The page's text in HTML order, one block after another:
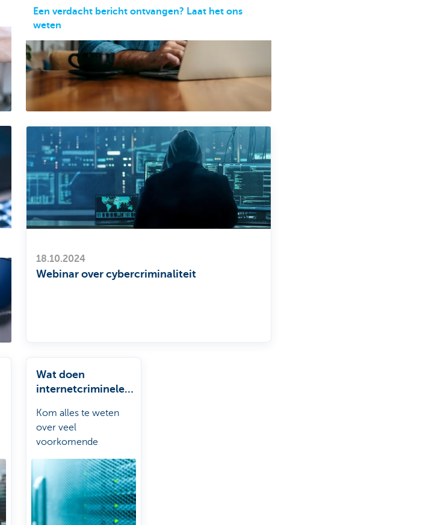
Een verdacht bericht ontvangen? Laat het ons
weten
18.10.2024
Webinar over cybercriminaliteit
Wat doen
internetcriminelen
Kom alles te weten
over veel
voorkomende
cyberaanvallen zoals
phishing en malware